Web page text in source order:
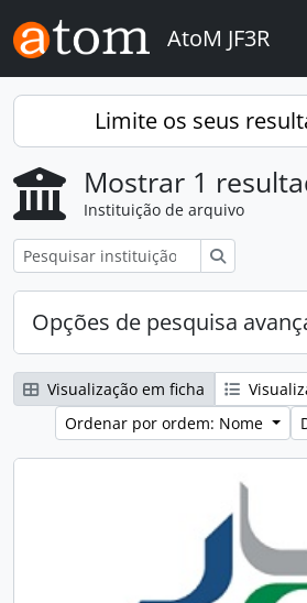
Skip to main content
AtoM JF3R
Limite os seus
Mostrar 1
Instituição de arquivo
Opções de pesquisa
Visualização em ficha
Ordenar por ordem: Nome